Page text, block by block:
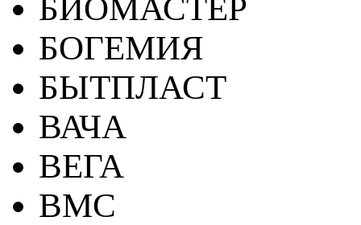
БИОМАСТЕР
БОГЕМИЯ
БЫТПЛАСТ
ВАЧА
ВЕГА
ВМС